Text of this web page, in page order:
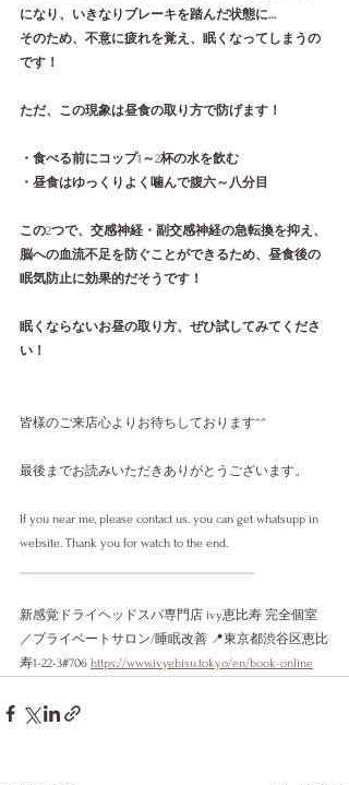
になり、いきなりブレーキを踏んだ状態に…
そのため、不意に疲れを覚え、眠くなってしまうの
です！
ただ、この現象は昼食の取り方で防げます！
・食べる前にコップ1 ～2杯の水を飲む
・昼食はゆっくりよく噛んで腹六～八分目
この2つで、交感神経・副交感神経の急転換を抑え、
脳への血流不足を防ぐことができるため、昼食後の
眠気防止に効果的だそうです！
眠くならないお昼の取り方、ぜひ試してみてくださ
い！
皆様のご来店心よりお待ちしております^^
最後までお読みいただきありがとうございます。
If you near me, please contact us. you can get whatsupp in
website. Thank you for watch to the end.
新感覚ドライヘッドスパ専門店 ivy恵比寿 完全個室
／プライベートサロン/睡眠改善 📍東京都渋谷区恵比
寿1-22-3#706 https://www.ivyebisu.tokyo/en/book-online